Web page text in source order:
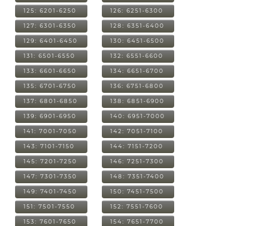
125: 6201-6250 126: 6251-6300
127: 6301-6350 128: 6351-6400
129: 6401-6450 130: 6451-6500
131: 6501-6550 132: 6551-6600
133: 6601-6650 134: 6651-6700
135: 6701-6750 136: 6751-6800
137: 6801-6850 138: 6851-6900
139: 6901-6950 140: 6951-7000
141: 7001-7050 142: 7051-7100
143: 7101-7150 144: 7151-7200
145: 7201-7250 146: 7251-7300
147: 7301-7350 148: 7351-7400
149: 7401-7450 150: 7451-7500
151: 7501-7550 152: 7551-7600
153: 7601-7650 154: 7651-7700